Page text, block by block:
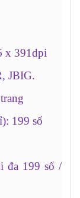
x 391dpi
JBIG.
199 số
đa 199 số /